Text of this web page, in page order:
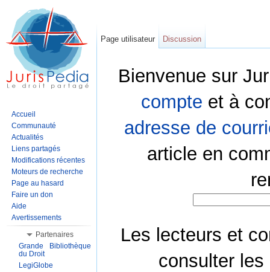
Bienvenue sur
compte et à
adresse de
article en
Les lecteurs et
consulter les
Page utilisateur Discussion
Accueil
Communauté
Actualités
Liens partagés
Modifications récentes
Moteurs de recherche
Page au hasard
Faire un don
Aide
Avertissements
Partenaires
Grande Bibliothèque
du Droit
LegiGlobe